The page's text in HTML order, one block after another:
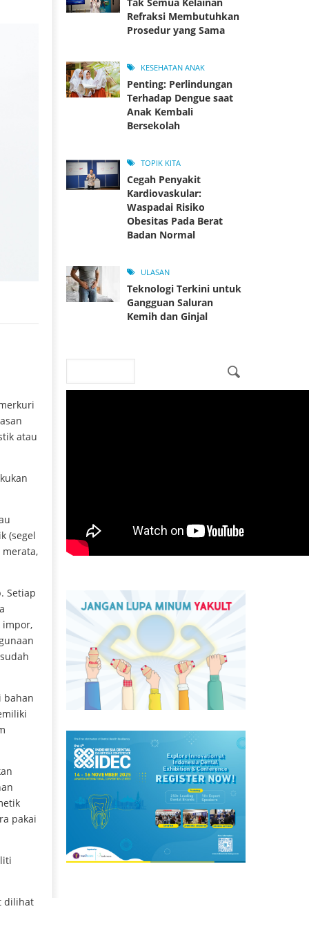
atau
(segel
Setiap
impor,
pakai
dilihat
Refraksi Membutuhkan
Prosedur yang Sama
KESEHATAN ANAK
Penting: Perlindungan
Terhadap Dengue saat
Anak Kembali
Bersekolah
TOPIK KITA
Cegah Penyakit
Kardiovaskular:
Waspadai Risiko
Obesitas Pada Berat
Badan Normal
ULASAN
Teknologi Terkini untuk
Gangguan Saluran
Kemih dan Ginjal